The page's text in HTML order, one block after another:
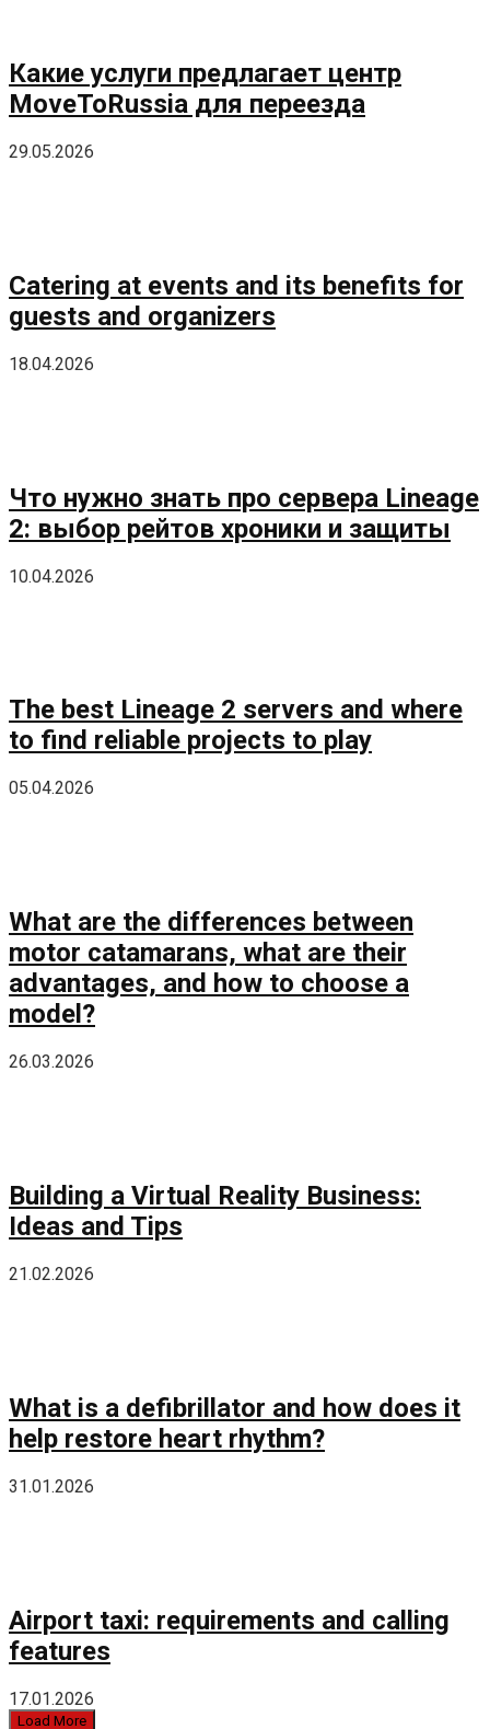
Какие услуги предлагает центр
MoveToRussia для переезда
29.05.2026
Catering at events and its benefits for
guests and organizers
18.04.2026
Что нужно знать про сервера Lineage
2: выбор рейтов хроники и защиты
10.04.2026
The best Lineage 2 servers and where
to find reliable projects to play
05.04.2026
What are the differences between
motor catamarans, what are their
advantages, and how to choose a
model?
26.03.2026
Building a Virtual Reality Business:
Ideas and Tips
21.02.2026
What is a defibrillator and how does it
help restore heart rhythm?
31.01.2026
Airport taxi: requirements and calling
features
17.01.2026
Load More